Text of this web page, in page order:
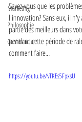
Marketing
Philosophie
Conférencier
Savez-vous que les
l'innovation? Sans eux, il n'y
partie des meilleurs dans
pendant cette période de
comment faire...
https://youtu.be/vTKEs5FpxsU